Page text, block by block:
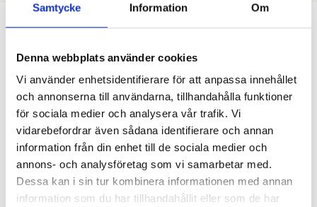
Samtycke Information Om
Denna webbplats använder cookies
Vi använder enhetsidentifierare för att anpassa innehållet
och annonserna till användarna, tillhandahålla funktioner
för sociala medier och analysera vår trafik. Vi
vidarebefordrar även sådana identifierare och annan
information från din enhet till de sociala medier och
annons- och analysföretag som vi samarbetar med.
Dessa kan i sin tur kombinera informationen med annan
information som du har tillhandahållit eller som de har
risker för dess som också består i
arbetsmiljörelaterade risker.
Hur bör hälsoundersökningen utformas för att
ge förbättrad hälsa?
Enligt forskning från Karolinska Institutet är en
hälsoundersökning med uppföljande återkoppling och
stödinsatser det tillvägagångssätt som gett bäst
resultat hos de anställda. Detta till skillnad från